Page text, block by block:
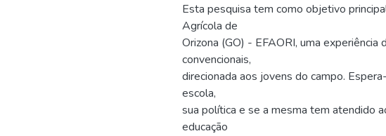
Esta pesquisa tem como objetivo
Agrícola de
Orizona (GO) - EFAORI, uma experiência
convencionais,
direcionada aos jovens do campo.
escola,
sua política e se a mesma tem atendido
educação